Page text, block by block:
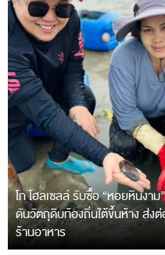
โก โฮลเซลล์ รับซื้อ “หอยหินงา
ดันวัตถุดิบท้องถิ่นใต้ขึ้นห้าง ส่ง
ร้านอาหาร